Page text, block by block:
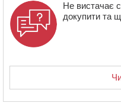
Не вистачає
докупити та